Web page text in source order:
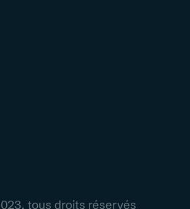
tous droits réservés